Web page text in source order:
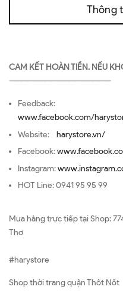
Thông
CAM KẾT HOÀN TIỀN. NẾU
—————————————————
Feedback:
www.facebook.com/
Website: harystore.vn/
Facebook:
Instagram:
HOT Line: 0941 95 95 99
Mua hàng trực tiếp tại Shop:
Thơ
#harystore
Shop thời trang quận Thốt Nốt